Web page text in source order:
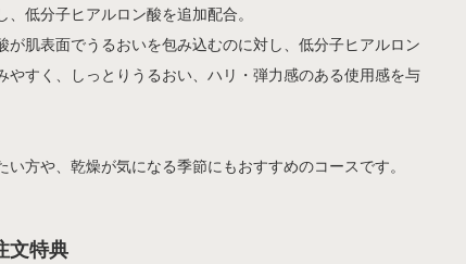
、低分子ヒアルロン酸を追加配合。
が肌表面でうるおいを包み込むのに対し、低分子ヒアルロン
やすく、しっとりうるおい、ハリ・弾力感のある使用感を与
い方や、乾燥が気になる季節にもおすすめのコースです。
文特典